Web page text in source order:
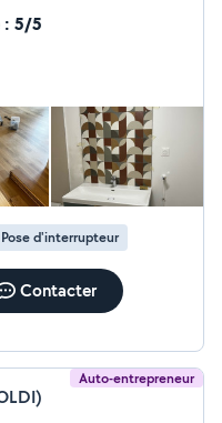
: 5/5
Pose d'interrupteur
Contacter
Auto-entrepreneur